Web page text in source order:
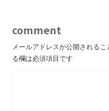
comment
メールアドレスが公開されるこ
る欄は必須項目です